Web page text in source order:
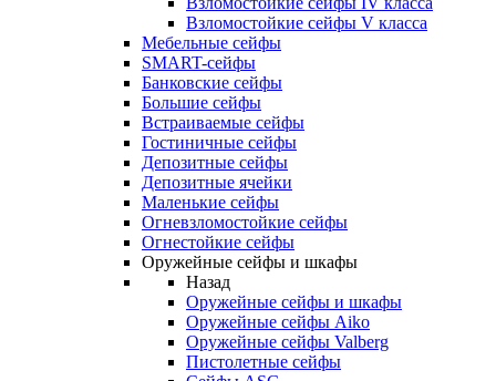
Взломостойкие сейфы V класса
Мебельные сейфы
SMART-сейфы
Банковские сейфы
Большие сейфы
Встраиваемые сейфы
Гостиничные сейфы
Депозитные сейфы
Депозитные ячейки
Маленькие сейфы
Огневзломостойкие сейфы
Огнестойкие сейфы
Оружейные сейфы и шкафы
Назад
Оружейные сейфы и шкафы
Оружейные сейфы Aiko
Оружейные сейфы Valberg
Пистолетные сейфы